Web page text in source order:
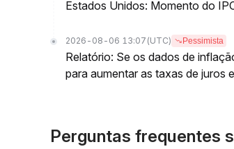
Estados Unidos: Momento do
2026-08-06 13:07 (UTC) Pessimista
Relatório: Se os dados de
para aumentar as taxas de juros
Perguntas frequentes